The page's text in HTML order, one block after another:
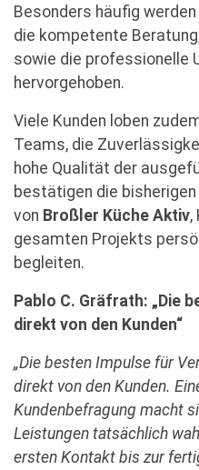
Besonders häufig
die kompetente
sowie die professionelle
hervorgehoben.
Viele Kunden loben
Teams, die
hohe Qualität der
bestätigen die
von Broßler Küche Aktiv,
gesamten Projekts
begleiten.
Pablo C. Gräfrath: „Die
direkt von den Kunden“
„Die besten Impulse für
direkt von den Kunden.
Kundenbefragung macht
Leistungen tatsächlich
ersten Kontakt bis zur